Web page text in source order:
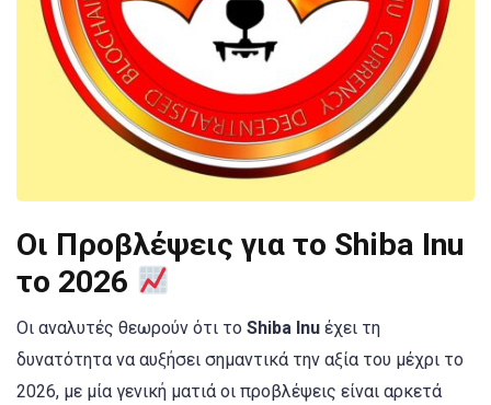
Οι Προβλέψεις για το Shiba Inu
το 2026
Οι αναλυτές θεωρούν ότι το Shiba Inu έχει τη
δυνατότητα να αυξήσει σημαντικά την αξία του μέχρι το
2026, με μία γενική ματιά οι προβλέψεις είναι αρκετά